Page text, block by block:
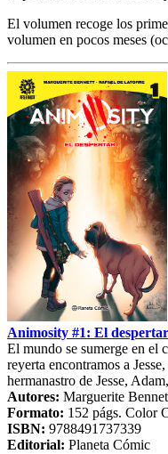
El volumen recoge los
volumen en pocos meses
Animosity #1: El despertar
El mundo se sumerge en el
reyerta encontramos a
hermanastro de Jesse,
Autores: Marguerite
Formato: 152 págs. Color
ISBN: 9788491737339
Editorial: Planeta Cómic